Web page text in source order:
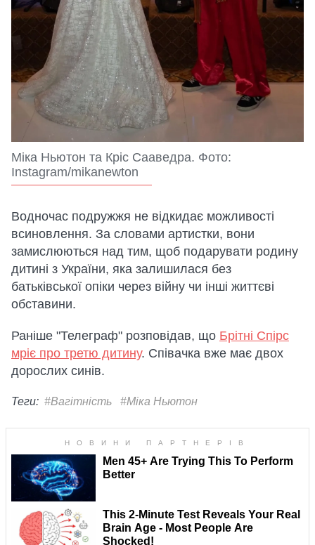
Міка Ньютон та Кріс Сааведра. Фото:
Instagram/mikanewton
Водночас подружжя не відкидає можливості
всиновлення. За словами артистки, вони
замислюються над тим, щоб подарувати родину
дитині з України, яка залишилася без
батьківської опіки через війну чи інші життєві
обставини.
Раніше "Телеграф" розповідав, що Брітні Спірс
мріє про третю дитину. Співачка вже має двох
дорослих синів.
Теги: #Вагітність #Міка Ньютон